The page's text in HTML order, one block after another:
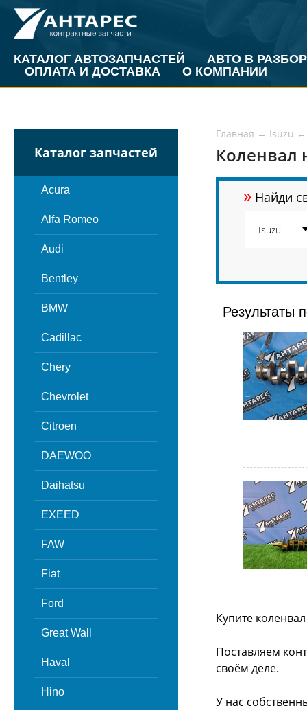
КАТАЛОГ АВТОЗАПЧАСТЕЙ
АВТО В РАЗБОР
ОПЛАТА И ДОСТАВКА
О КОМПАНИИ
Каталог запчастей
Acura
Alfa Romeo
Audi
Bentley
BMW
Cadillac
Chery
Chevrolet
Citroen
DAEWOO
Daihatsu
EXEED
FAW
Fiat
Ford
Great Wall
Haval
Hino
Главная ← Isuzu ←
Коленвал
» Найди
Результаты
Купите
Поставляем
своём деле.
У нас